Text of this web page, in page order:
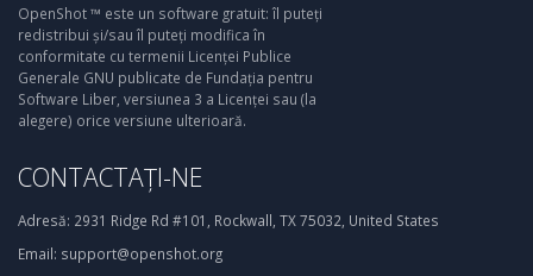
OpenShot ™ este un software gratuit: îl puteți
redistribui și/sau îl puteți modifica în
conformitate cu termenii Licenței Publice
Generale GNU publicate de Fundația pentru
Software Liber, versiunea 3 a Licenței sau (la
alegere) orice versiune ulterioară.
CONTACTAȚI-NE
Adresă: 2931 Ridge Rd #101, Rockwall, TX 75032, United States
Email: support@openshot.org